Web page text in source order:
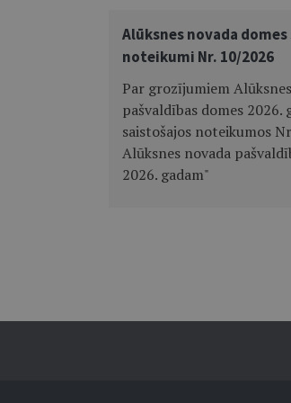
Alūksnes novada
noteikumi Nr. 10/2026
Par grozījumiem
pašvaldības domes 2026.
saistošajos noteikumos
Alūksnes novada
2026. gadam"